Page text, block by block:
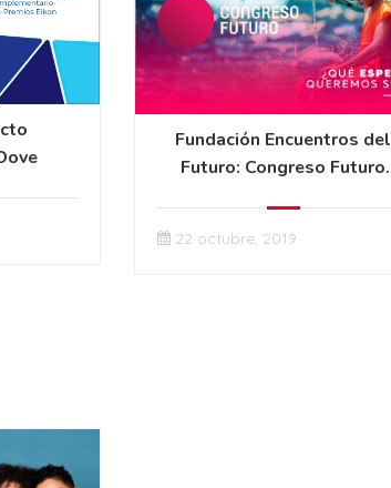
Fundación Encuentros del
Futuro: Congreso Futuro
22 octubre, 2019